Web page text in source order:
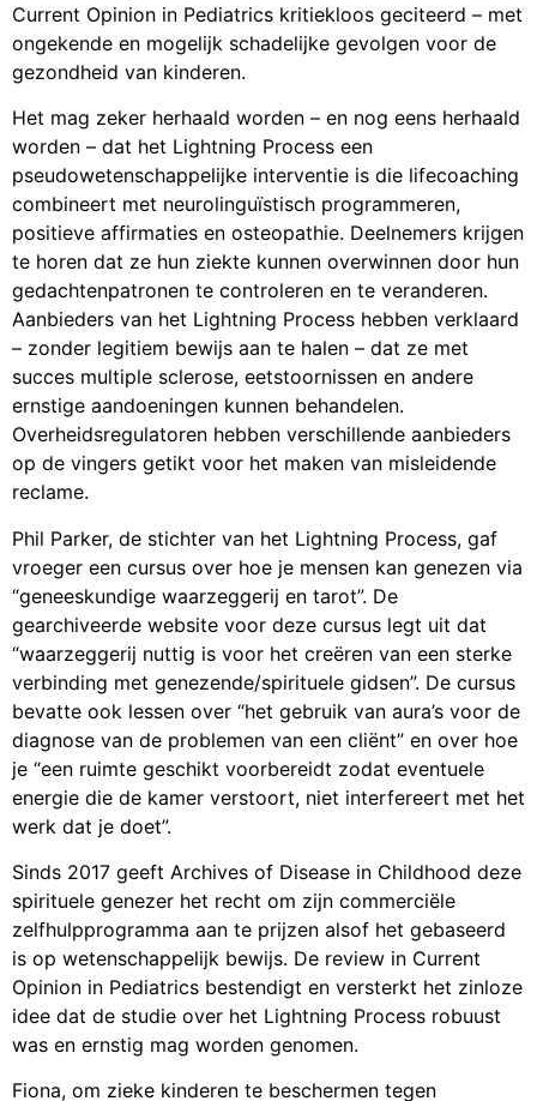
Current Opinion in Pediatrics kritiekloos geciteerd – met
ongekende en mogelijk schadelijke gevolgen voor de
gezondheid van kinderen.
Het mag zeker herhaald worden – en nog eens herhaald
worden – dat het Lightning Process een
pseudowetenschappelijke interventie is die lifecoaching
combineert met neurolinguïstisch programmeren,
positieve affirmaties en osteopathie. Deelnemers krijgen
te horen dat ze hun ziekte kunnen overwinnen door hun
gedachtenpatronen te controleren en te veranderen.
Aanbieders van het Lightning Process hebben verklaard
– zonder legitiem bewijs aan te halen – dat ze met
succes multiple sclerose, eetstoornissen en andere
ernstige aandoeningen kunnen behandelen.
Overheidsregulatoren hebben verschillende aanbieders
op de vingers getikt voor het maken van misleidende
reclame.
Phil Parker, de stichter van het Lightning Process, gaf
vroeger een cursus over hoe je mensen kan genezen via
“geneeskundige waarzeggerij en tarot”. De
gearchiveerde website voor deze cursus legt uit dat
“waarzeggerij nuttig is voor het creëren van een sterke
verbinding met genezende/spirituele gidsen”. De cursus
bevatte ook lessen over “het gebruik van aura’s voor de
diagnose van de problemen van een cliënt” en over hoe
je “een ruimte geschikt voorbereidt zodat eventuele
energie die de kamer verstoort, niet interfereert met het
werk dat je doet”.
Sinds 2017 geeft Archives of Disease in Childhood deze
spirituele genezer het recht om zijn commerciële
zelfhulpprogramma aan te prijzen alsof het gebaseerd
is op wetenschappelijk bewijs. De review in Current
Opinion in Pediatrics bestendigt en versterkt het zinloze
idee dat de studie over het Lightning Process robuust
was en ernstig mag worden genomen.
Fiona, om zieke kinderen te beschermen tegen